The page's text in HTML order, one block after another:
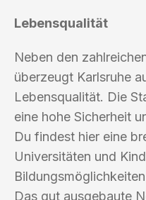
Lebensqualität
Neben den
überzeugt Karlsruhe
Lebensqualität. Die
eine hohe Sicherheit
Du findest hier eine
Universitäten und
Das gut ausgebaute